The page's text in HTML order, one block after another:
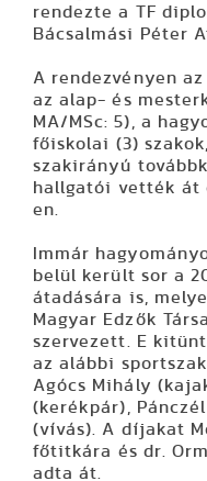
rendezte a TF
Bácsalmási Péter
A rendezvényen
az alap- és
MA/MSc: 5), a
főiskolai (3)
szakirányú
hallgatói vették át
en.
Immár
belül került sor a
átadására is,
Magyar Edzők
szervezett. E
az alábbi
Agócs Mihály
(kerékpár),
(vívás). A díjakat
főtitkára és dr.
adta át.